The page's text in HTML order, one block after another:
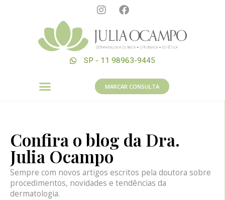
SP - 11 98963-9445
MARCAR CONSULTA
Confira o blog da Dra.
Julia Ocampo
Sempre com novos artigos escritos pela doutora sobre
procedimentos, novidades e tendências da
dermatologia.